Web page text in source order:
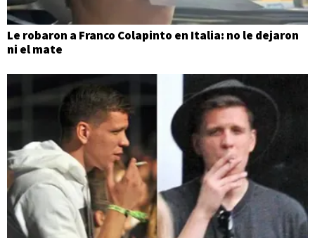
Le robaron a Franco Colapinto en Italia: no le dejaron
ni el mate